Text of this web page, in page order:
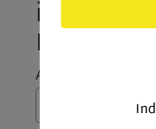
Anrede: